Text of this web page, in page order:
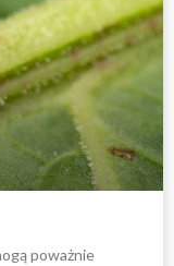
poważnie